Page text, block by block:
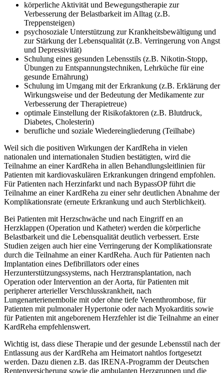
körperliche Aktivität und Bewegungstherapie zur
Verbesserung der Belastbarkeit im Alltag (z.B.
Treppensteigen)
psychosoziale Unterstützung zur Krankheitsbewältigung und
zur Stärkung der Lebensqualität (z.B. Verringerung von Angst
und Depressivität)
Schulung eines gesunden Lebensstils (z.B. Nikotin-Stopp,
Übungen zu Entspannungstechniken, Lehrküche für eine
gesunde Ernährung)
Schulung im Umgang mit der Erkrankung (z.B. Erklärung der
Wirkungsweise und der Bedeutung der Medikamente zur
Verbesserung der Therapietreue)
optimale Einstellung der Risikofaktoren (z.B. Blutdruck,
Diabetes, Cholesterin)
berufliche und soziale Wiedereingliederung (Teilhabe)
Weil sich die positiven Wirkungen der KardReha in vielen
nationalen und internationalen Studien bestätigten, wird die
Teilnahme an einer KardReha in allen Behandlungsleitlinien für
Patienten mit kardiovaskulären Erkrankungen dringend empfohlen.
Für Patienten nach Herzinfarkt und nach BypassOP führt die
Teilnahme an einer KardReha zu einer sehr deutlichen Abnahme der
Komplikationsrate (erneute Erkrankung und auch Sterblichkeit).
Bei Patienten mit Herzschwäche und nach Eingriff en an
Herzklappen (Operation und Katheter) werden die körperliche
Belastbarkeit und die Lebensqualität deutlich verbessert. Erste
Studien zeigen auch hier eine Verringerung der Komplikationsrate
durch die Teilnahme an einer KardReha. Auch für Patienten nach
Implantation eines Defibrillators oder eines
Herzunterstützungssystems, nach Herztransplantation, nach
Operation oder Intervention an der Aorta, für Patienten mit
peripherer arterieller Verschlusskrankheit, nach
Lungenarterienembolie mit oder ohne tiefe Venenthrombose, für
Patienten mit pulmonaler Hypertonie oder nach Myokarditis sowie
für Patienten mit angeborenem Herzfehler ist die Teilnahme an einer
KardReha empfehlenswert.
Wichtig ist, dass diese Therapie und der gesunde Lebensstil nach der
Entlassung aus der KardReha am Heimatort nahtlos fortgesetzt
werden. Dazu dienen z.B. das IRENA-Programm der Deutschen
Rentenversicherung sowie die ambulanten Herzgruppen und die